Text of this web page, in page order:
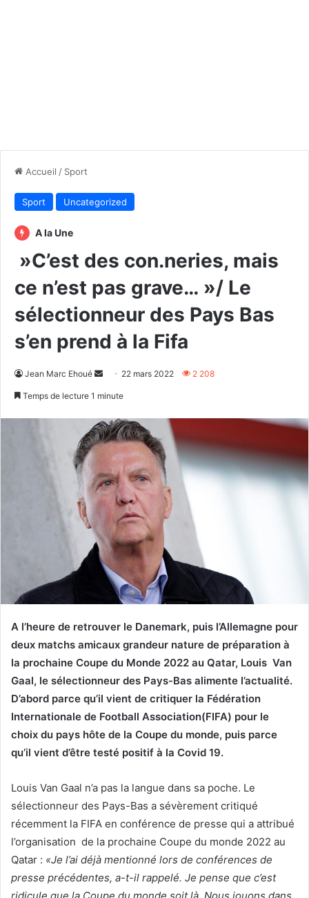
Accueil / Sport
Sport Uncategorized
A la Une
»C’est des con.neries, mais
ce n’est pas grave… »/ Le
sélectionneur des Pays Bas
s’en prend à la Fifa
Jean Marc Ehoué
Envoyer22 mars 2022 2 208
Temps de lecture 1 minute
A l’heure de retrouver le Danemark, puis l’Allemagne pour
deux matchs amicaux grandeur nature de préparation à
la prochaine Coupe du Monde 2022 au Qatar, Louis Van
Gaal, le sélectionneur des Pays-Bas alimente l’actualité.
D’abord parce qu’il vient de critiquer la Fédération
Internationale de Football Association(FIFA) pour le
choix du pays hôte de la Coupe du monde, puis parce
qu’il vient d’être testé positif à la Covid 19.
Louis Van Gaal n’a pas la langue dans sa poche. Le
sélectionneur des Pays-Bas a sévèrement critiqué
récemment la FIFA en conférence de presse qui a attribué
l’organisation de la prochaine Coupe du monde 2022 au
Qatar : «Je l’ai déjà mentionné lors de conférences de
presse précédentes, a-t-il rappelé. Je pense que c’est
ridicule que la Coupe du monde soit là. Nous jouons dans